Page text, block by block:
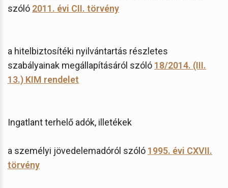
szóló 2011. évi CII. törvény
a hitelbiztosítéki nyilvántartás részletes
szabályainak megállapításáról szóló 18/2014. (III.
13.) KIM rendelet
Ingatlant terhelő adók, illetékek
a személyi jövedelemadóról szóló 1995. évi CXVII.
törvény